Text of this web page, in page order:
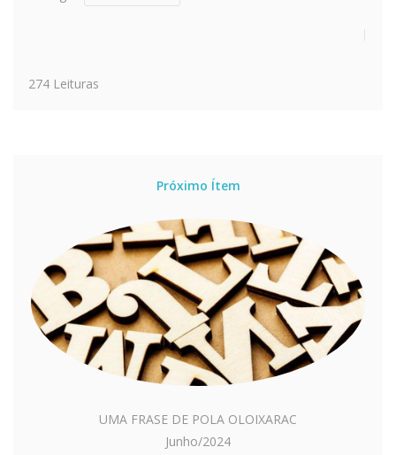
274 Leituras
Próximo Ítem
UMA FRASE DE POLA OLOIXARAC
Junho/2024